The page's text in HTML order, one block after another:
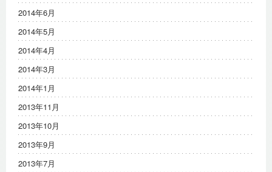
2014年6月
2014年5月
2014年4月
2014年3月
2014年1月
2013年11月
2013年10月
2013年9月
2013年7月